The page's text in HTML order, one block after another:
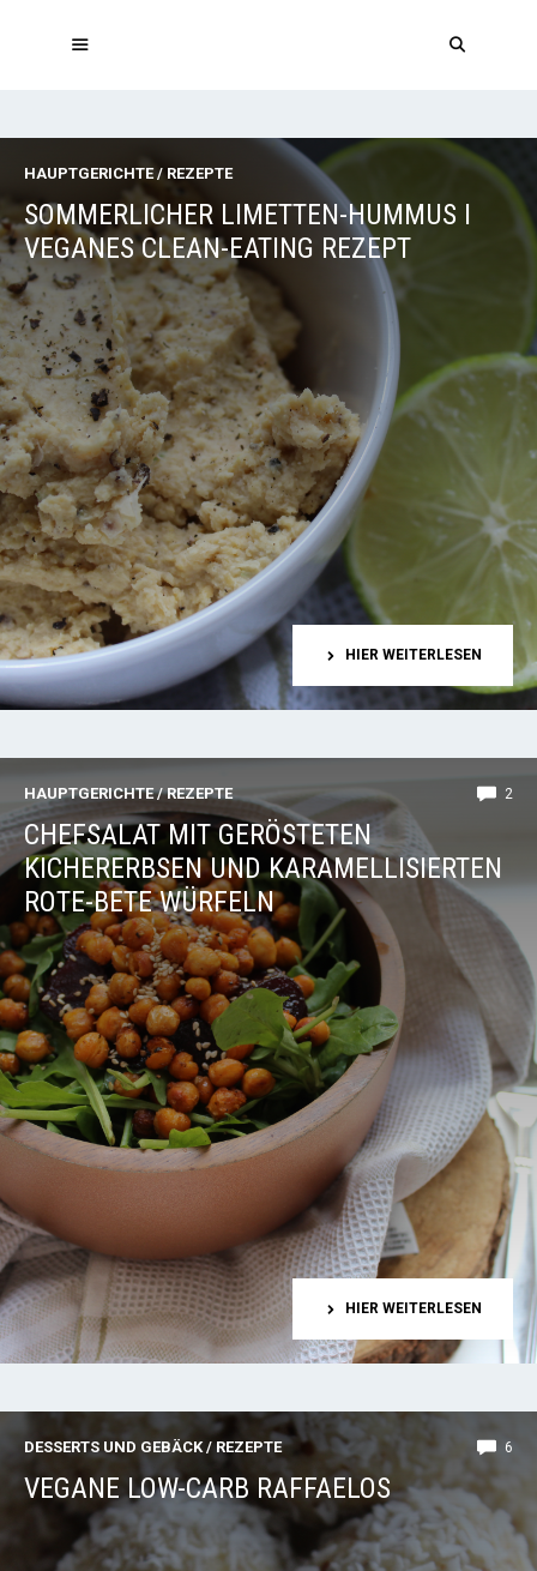
HAUPTGERICHTE/ REZEPTE
SOMMERLICHER LIMETTEN-HUMMUS I
VEGANES CLEAN-EATING REZEPT
HIER WEITERLESEN
HAUPTGERICHTE/REZEPTE 2
CHEFSALAT MIT GERÖSTETEN
KICHERERBSEN UND KARAMELLISIERTEN
ROTE-BETE WÜRFELN
HIER WEITERLESEN
DESSERTS UND GEBÄCK/REZEPTE 6
VEGANE LOW-CARB RAFFAELOS